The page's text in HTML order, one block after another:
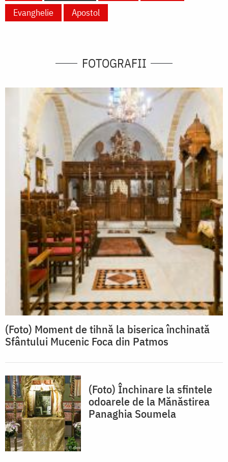
Evanghelie
Apostol
FOTOGRAFII
(Foto) Moment de tihnă la biserica închinată
Sfântului Mucenic Foca din Patmos
(Foto) Închinare la sfintele
odoarele de la Mănăstirea
Panaghia Soumela